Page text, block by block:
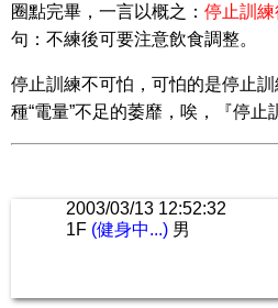
圈點完畢，一言以概之： 停止訓
句：不練後可要注意飲食調整。
停止訓練不可怕，可怕的是停止
種“電量”不足的萎靡，唉，『停止
2003/03/13 12:52:32
1F (健身中...) 男